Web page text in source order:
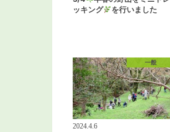
ッキング
を行いました
一般
2024.4.6